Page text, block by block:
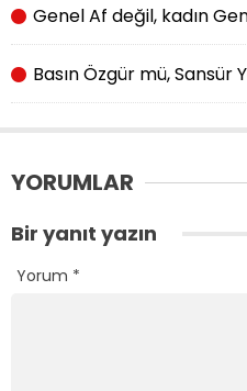
Genel Af değil, kadın
Basın Özgür mü, Sansür
YORUMLAR
Bir yanıt yazın
Yorum *